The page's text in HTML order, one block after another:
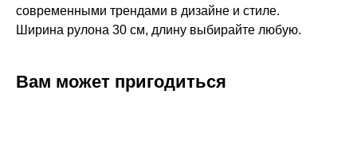
современными трендами в дизайне и стиле.
Ширина рулона 30 см, длину выбирайте любую.
Вам может пригодиться